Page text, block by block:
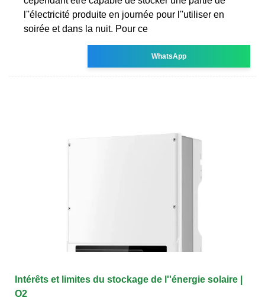
l''électricité produite en journée pour l''utiliser en
soirée et dans la nuit. Pour ce
WhatsApp
Intérêts et limites du stockage de l''énergie solaire |
O2